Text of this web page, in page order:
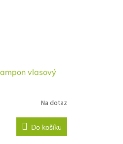
vlasový
Na dotaz
Do košíku